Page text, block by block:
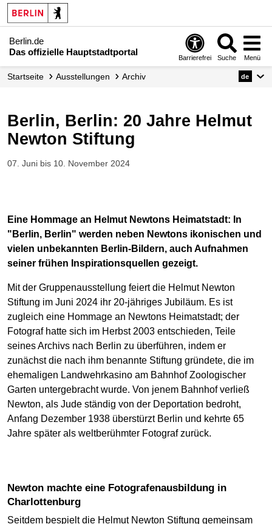
Berlin.de
Das offizielle Hauptstadtportal
Barrierefrei Suche Menü
Startseite Ausstellungen Archiv de
Berlin, Berlin: 20 Jahre Helmut
Newton Stiftung
07. Juni bis 10. November 2024
Eine Hommage an Helmut Newtons Heimatstadt: In
"Berlin, Berlin" werden neben Newtons ikonischen und
vielen unbekannten Berlin-Bildern, auch Aufnahmen
seiner frühen Inspirationsquellen gezeigt.
Mit der Gruppenausstellung feiert die Helmut Newton
Stiftung im Juni 2024 ihr 20-jähriges Jubiläum. Es ist
zugleich eine Hommage an Newtons Heimatstadt; der
Fotograf hatte sich im Herbst 2003 entschieden, Teile
seines Archivs nach Berlin zu überführen, indem er
zunächst die nach ihm benannte Stiftung gründete, die im
ehemaligen Landwehrkasino am Bahnhof Zoologischer
Garten untergebracht wurde. Von jenem Bahnhof verließ
Newton, als Jude ständig von der Deportation bedroht,
Anfang Dezember 1938 überstürzt Berlin und kehrte 65
Jahre später als weltberühmter Fotograf zurück.
Newton machte eine Fotografenausbildung in
Charlottenburg
Seitdem bespielt die Helmut Newton Stiftung gemeinsam